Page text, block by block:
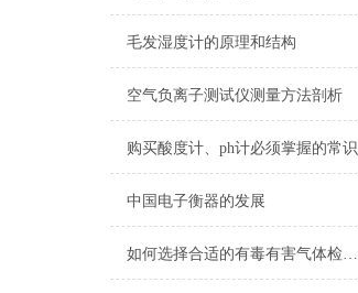
毛发湿度计的原理和结构
空气负离子测试仪测量方法剖析
购买酸度计、ph计必须掌握的常识
中国电子衡器的发展
如何选择合适的有毒有害气体检测仪